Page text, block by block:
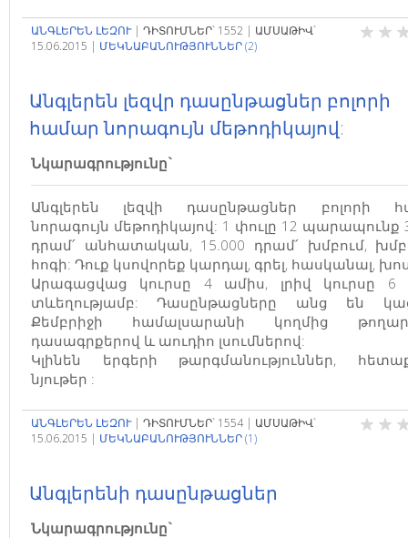
ԱՆԳԼԵՐԵՆ ԼԵԶՈՒ| ԴԻՏՈՒՄՆԵՐ` 1552 | ԱՄՍԱԹԻՎ`
15.06.2015 | ՄԵԿՆԱԲԱՆՈՒԹՅՈՒՆՆԵՐ (2)
Անգլերեն լեզվր դասընթացներ բոլորի
համար նորագույն մեթոդիկայով:
Նկարագրությունը`
Անգլերեն լեզվի դասընթացներ բոլորի
նորագույն մեթոդիկայով: 1 փուլը 12 պարապունք
դրամ՛ անհատական, 15.000 դրամ՛ խմբում,
հոգի: Դուք կսովորեք կարդալ, գրել, հասկանալ,
Արագացվաց կուրսը 4 ամիս, լրիվ կուրսը 6
տևեղությամբ: Դասընթացները անց են
Քեմբրիջի համալսարանի կողմից
դասագրքերով և աուդիո լսումներով:
Կլինեն երգերի թարգմանություններ,
նյութեր :
ԱՆԳԼԵՐԵՆ ԼԵԶՈՒ| ԴԻՏՈՒՄՆԵՐ` 1554| ԱՄՍԱԹԻՎ`
15.06.2015 | ՄԵԿՆԱԲԱՆՈՒԹՅՈՒՆՆԵՐ (1)
Անգլերենի դասընթացներ
Նկարագրությունը`